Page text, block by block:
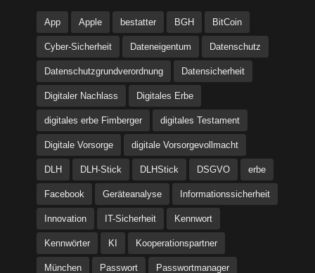
App Apple bestatter BGH BitCoin
Cyber-Sicherheit Dateneigentum Datenschutz
Datenschutzgrundverordnung Datensicherheit
Digitaler Nachlass Digitales Erbe
digitales erbe Fimberger digitales Testament
Digitale Vorsorge digitale Vorsorgevollmacht
DLH DLH-Stick DLHStick DSGVO erbe
Facebook Geräteanalyse Informationssicherheit
Innovation IT-Sicherheit Kennwort
Kennwörter KI Kooperationspartner
München Passwort Passwortmanager